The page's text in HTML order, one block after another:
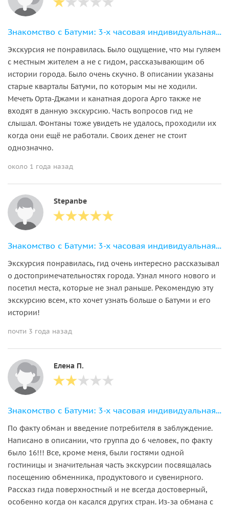
Знакомство с Батуми: 3-х часовая индивидуальная экскурсия по городу
Экскурсия не понравилась. Было ощущение, что мы гуляем
с местным жителем а не с гидом, рассказывающим об
истории города. Было очень скучно. В описании указаны
cтарые кварталы Батуми, по которым мы не ходили.
Мечеть Орта-Джами и канатная дорога Арго также не
входят в данную экскурсию. Часть вопросов гид не
слышал. Фонтаны тоже увидеть не удалось, проходили их
когда они ещё не работали. Своих денег не стоит
однозначно.
около 1 года назад
Stepanbe
Знакомство с Батуми: 3-х часовая индивидуальная экскурсия по городу
Экскурсия понравилась, гид очень интересно рассказывал
о достопримечательностях города. Узнал много нового и
посетил места, которые не знал раньше. Рекомендую эту
экскурсию всем, кто хочет узнать больше о Батуми и его
истории!
почти 3 года назад
Елена П.
Знакомство с Батуми: 3-х часовая индивидуальная экскурсия по городу
По факту обман и введение потребителя в заблуждение.
Написано в описании, что группа до 6 человек, по факту
было 16!!! Все, кроме меня, были гостями одной
гостиницы и значительная часть экскурсии посвящалась
посещению обменника, продуктового и сувенирного.
Рассказ гида поверхностный и не всегда достоверный,
особенно когда он касался других стран. Из-за обмана с